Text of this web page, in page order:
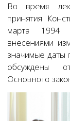
Во время
принятия
марта 1994
внесениями
значимые даты
обсуждены
Основного